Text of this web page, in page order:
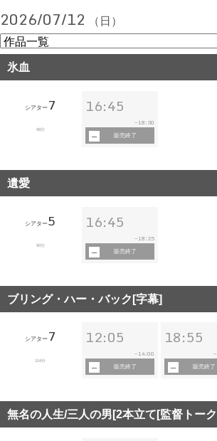
2026/07/12 （日）
氷血
シアター 7
98分
16:45
~18:30
販売終了
遺愛
シアター5
90分
16:45
~ 18:25
販売終了
ブリング・ハー・バック[字幕]
シアター 7
104分
12:05
~14:00
販売終了
18:55
~
販売終了
無名の人生/三人の男[2本立て[監督トー